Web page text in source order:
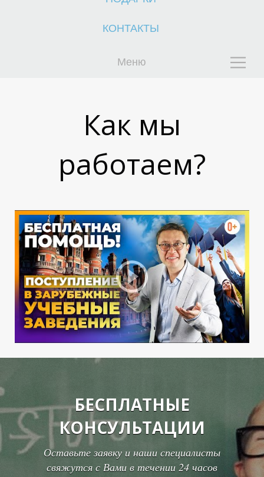
Р
К
КОНТАКТЫ
Меню
Р
К
Как мы
работаем?
БЕСПЛАТНЫЕ
КОНСУЛЬТАЦИИ
Оставьте заявку и наши специалисты
свяжутся с Вами в течении 24 часов